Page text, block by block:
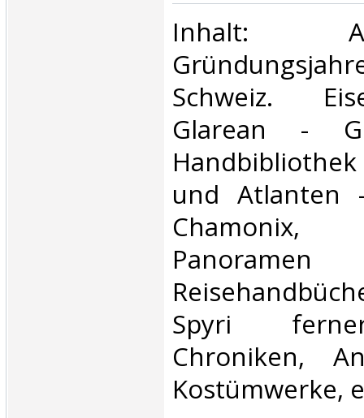
‎Inhalt:
Schweiz.
Glarean -
und Atlanten
Spyri
Chroniken,
Kostümwerke,